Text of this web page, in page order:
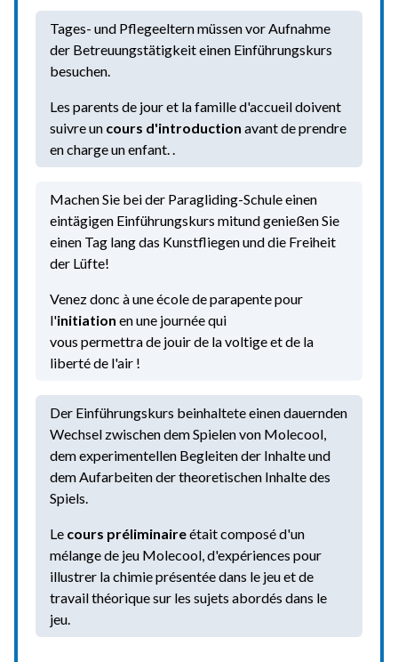
Tages- und Pflegeeltern müssen vor Aufnahme
der Betreuungstätigkeit einen Einführungskurs
besuchen.
Les parents de jour et la famille d'accueil doivent
suivre un cours d'introduction avant de prendre
en charge un enfant. .
Machen Sie bei der Paragliding-Schule einen
eintägigen Einführungskurs mitund genießen Sie
einen Tag lang das Kunstfliegen und die Freiheit
der Lüfte!
Venez donc à une école de parapente pour
l'initiation en une journée qui
vous permettra de jouir de la voltige et de la
liberté de l'air !
Der Einführungskurs beinhaltete einen dauernden
Wechsel zwischen dem Spielen von Molecool,
dem experimentellen Begleiten der Inhalte und
dem Aufarbeiten der theoretischen Inhalte des
Spiels.
Le cours préliminaireétait composé d'un
mélange de jeu Molecool, d'expériences pour
illustrer la chimie présentée dans le jeu et de
travail théorique sur les sujets abordés dans le
jeu.